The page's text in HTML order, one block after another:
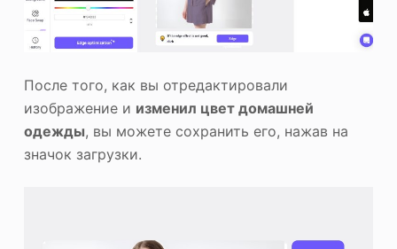
После того, как вы отредактировали
изображение и изменил цвет домашней
одежды, вы можете сохранить его, нажав на
значок загрузки.